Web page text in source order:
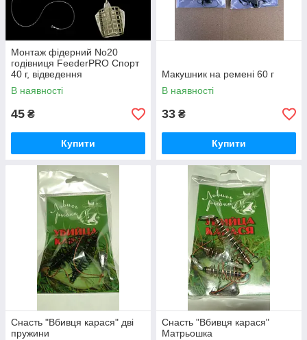
Монтаж фідерний No20
годівниця FeederPRO Спорт
40 г, відведення
протизакручувач
В наявності
45 ₴
Купити
Макушник на ремені 60 г
В наявності
33 ₴
Купити
Снасть "Вбивця карася" дві
пружини
Снасть "Вбивця карася"
Матрьошка